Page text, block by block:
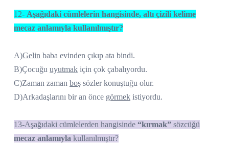
12- Aşağıdaki cümlelerin hangisinde, altı çizili kelime
mecaz anlamıyla kullanılmıştır?
A)Gelin baba evinden çıkıp ata bindi.
B)Çocuğu uyutmak için çok çabalıyordu.
C)Zaman zaman boş sözler konuştuğu olur.
D)Arkadaşlarını bir an önce görmek istiyordu.
13-Aşağıdaki cümlelerden hangisinde “kırmak” sözcüğü
mecaz anlamıyla kullanılmıştır?